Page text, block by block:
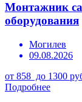
Монтажник
оборудования
Могилев
09.08.2026
от 858 до 1300
Подробнее